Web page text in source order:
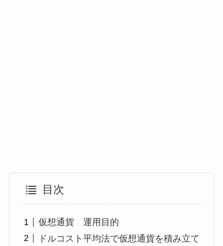
目次
仮想通貨 運用目的
ドルコスト平均法で仮想通貨を積み立て